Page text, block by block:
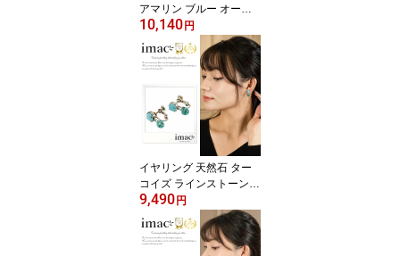
アマリン ブルー オーバ
ル er148503【イマック
ジュエリー公式】
10,140円
イヤリング 天然石 ター
コイズ ラインストーン
ブルー ハンギング er149
886【イマックジュエリ
ー公式】
9,490円